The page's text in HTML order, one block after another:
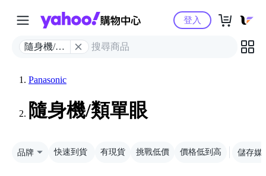
Yahoo購物中心
隨身機/類
登入
Panasonic
隨身機/類單眼
品牌 快速到貨 有現貨 挑戰低價 價格低到高 儲存媒